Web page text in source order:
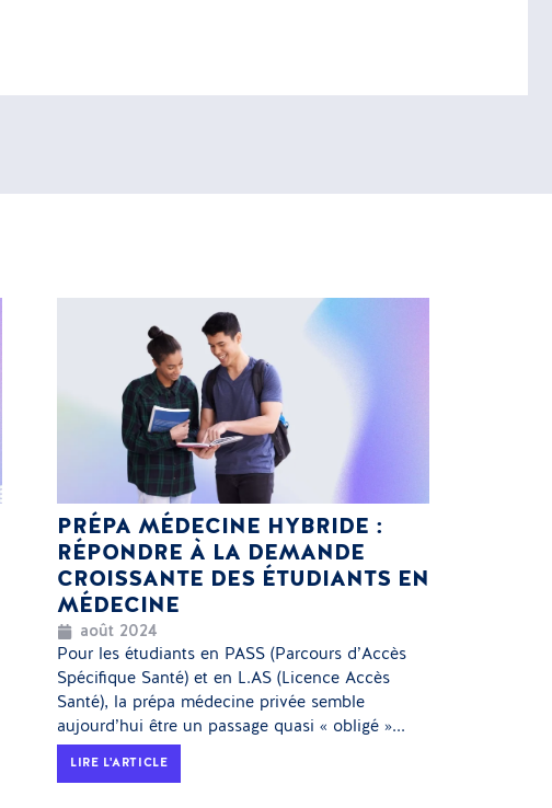
PRÉPA MÉDECINE HYBRIDE :
RÉPONDRE À LA DEMANDE
CROISSANTE DES ÉTUDIANTS EN
MÉDECINE
août 2024
Pour les étudiants en PASS (Parcours d’Accès
Spécifique Santé) et en L.AS (Licence Accès
Santé), la prépa médecine privée semble
aujourd’hui être un passage quasi « obligé »...
LIRE L'ARTICLE